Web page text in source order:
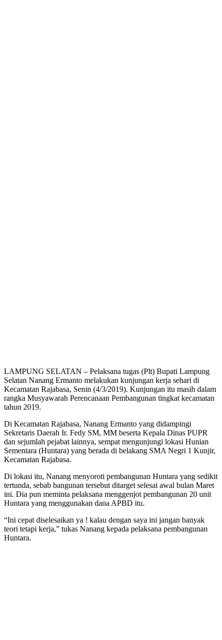
Selatan Nanang Ermanto melakukan kunjungan kerja sehari di
Kecamatan Rajabasa, Senin (4/3/2019). Kunjungan itu masih dalam
rangka Musyawarah Perencanaan Pembangunan tingkat kecamatan
tahun 2019.
Sekretaris Daerah Ir. Fedy SM, MM beserta Kepala Dinas PUPR
dan sejumlah pejabat lainnya, sempat mengunjungi lokasi Hunian
Sementara (Huntara) yang berada di belakang SMA Negri 1 Kunjir,
Kecamatan Rajabasa.
tertunda, sebab bangunan tersebut ditarget selesai awal bulan Maret
ini. Dia pun meminta pelaksana menggenjot pembangunan 20 unit
Huntara yang menggunakan dana APBD itu.
teori tetapi kerja,” tukas Nanang kepada pelaksana pembangunan
Huntara.